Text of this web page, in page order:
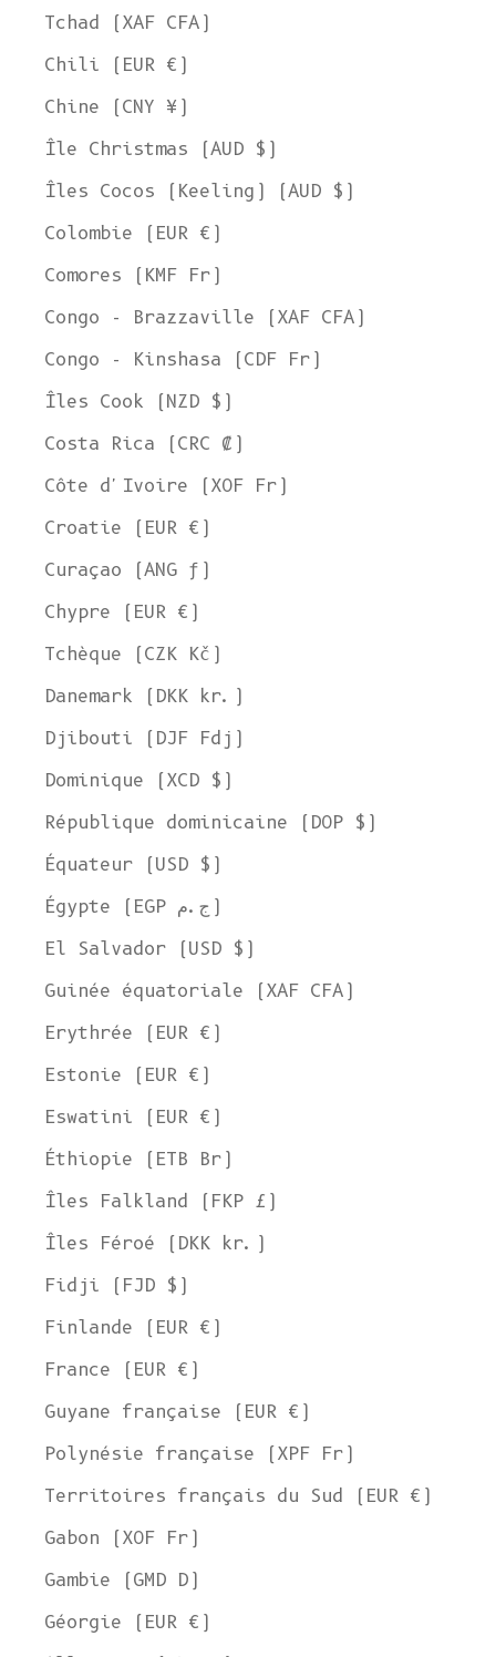
Tchad (XAF CFA)
Chili (EUR €)
Chine (CNY ¥)
Île Christmas (AUD $)
Îles Cocos (Keeling) (AUD $)
Colombie (EUR €)
Comores (KMF Fr)
Congo - Brazzaville (XAF CFA)
Congo - Kinshasa (CDF Fr)
Îles Cook (NZD $)
Costa Rica (CRC ₡)
Côte d'Ivoire (XOF Fr)
Croatie (EUR €)
Curaçao (ANG ƒ)
Chypre (EUR €)
Tchèque (CZK Kč)
Danemark (DKK kr.)
Djibouti (DJF Fdj)
Dominique (XCD $)
République dominicaine (DOP $)
Équateur (USD $)
Égypte (EGP ج.م)
El Salvador (USD $)
Guinée équatoriale (XAF CFA)
Erythrée (EUR €)
Estonie (EUR €)
Eswatini (EUR €)
Éthiopie (ETB Br)
Îles Falkland (FKP £)
Îles Féroé (DKK kr.)
Fidji (FJD $)
Finlande (EUR €)
France (EUR €)
Guyane française (EUR €)
Polynésie française (XPF Fr)
Territoires français du Sud (EUR €)
Gabon (XOF Fr)
Gambie (GMD D)
Géorgie (EUR €)